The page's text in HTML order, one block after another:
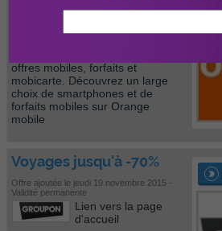
offres mobiles, forfaits et
mobicarte. Découvrez un large
choix de smartphones et de
forfaits mobiles sur Orange
mobile
Voyages jusqu'à -70%
Offre ajoutée le jeudi 19 novembre 2015 -
Validité permanente
Lien vers la page
d'accueil